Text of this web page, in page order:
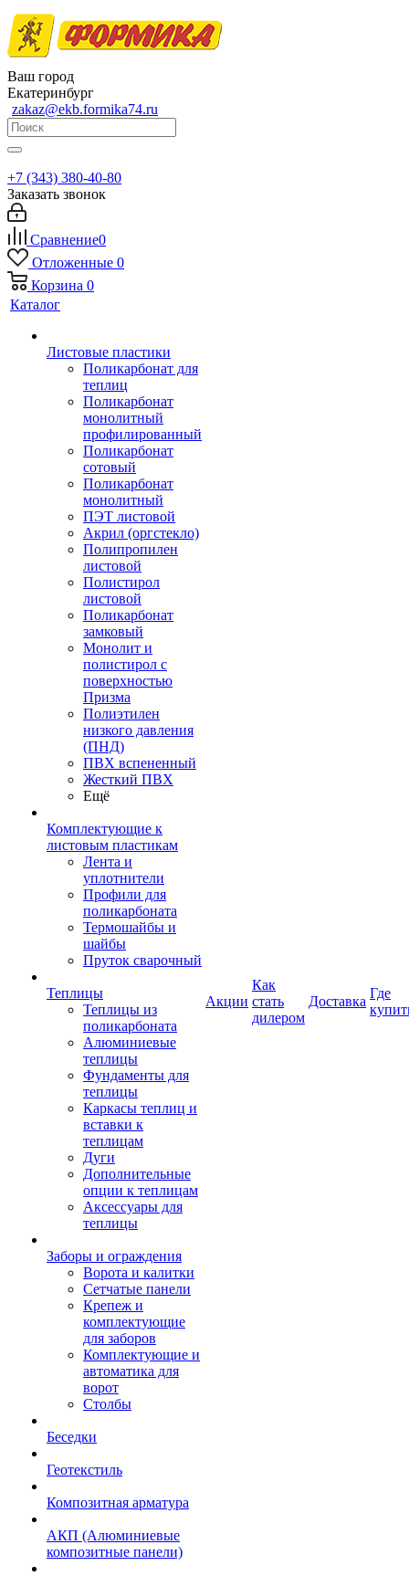
Ваш город
Екатеринбург
zakaz@ekb.formika74.ru
+7 (343) 380-40-80
Заказать звонок
Сравнение0
Отложенные 0
Корзина 0
Каталог
Листовые пластики
Поликарбонат для
теплиц
Поликарбонат
монолитный
профилированный
Поликарбонат
сотовый
Поликарбонат
монолитный
ПЭТ листовой
Акрил (оргстекло)
Полипропилен
листовой
Полистирол
листовой
Поликарбонат
замковый
Монолит и
полистирол с
поверхностью
Призма
Полиэтилен
низкого давления
(ПНД)
ПВХ вспененный
Жесткий ПВХ
Ещё
Комплектующие к
листовым пластикам
Лента и
уплотнители
Профили для
поликарбоната
Термошайбы и
шайбы
Пруток сварочный
Теплицы
Теплицы из
поликарбоната
Алюминиевые
теплицы
Фундаменты для
теплицы
Каркасы теплиц и
вставки к
теплицам
Дуги
Дополнительные
опции к теплицам
Аксессуары для
теплицы
Заборы и ограждения
Ворота и калитки
Сетчатые панели
Крепеж и
комплектующие
для заборов
Комплектующие и
автоматика для
ворот
Столбы
Беседки
Геотекстиль
Композитная арматура
АКП (Алюминиевые
композитные панели)
Акции
Как
стать
дилером
Доставка
Где